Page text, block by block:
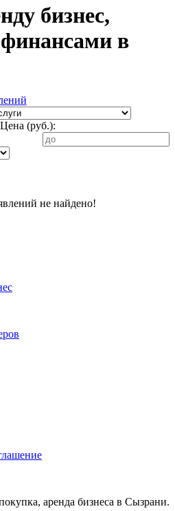
бизнес,
в
Цена (руб.):
не найдено!
аренда бизнеса в Сызрани.